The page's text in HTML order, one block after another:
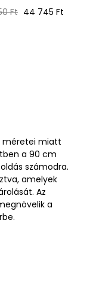
Ft Ár
44 745 Ft
méretei miatt
a 90 cm
számodra.
amelyek
Az
a